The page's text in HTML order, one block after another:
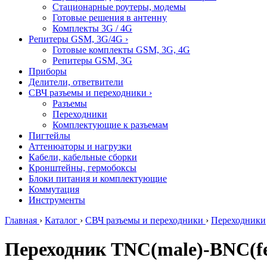
Стационарные роутеры, модемы
Готовые решения в антенну
Комплекты 3G / 4G
Репитеры GSM, 3G/4G ›
Готовые комплекты GSM, 3G, 4G
Репитеры GSM, 3G
Приборы
Делители, ответвители
СВЧ разъемы и переходники ›
Разъемы
Переходники
Комплектующие к разъемам
Пигтейлы
Аттенюаторы и нагрузки
Кабели, кабельные сборки
Кронштейны, гермобоксы
Блоки питания и комплектующие
Коммутация
Инструменты
Главная › Каталог › СВЧ разъемы и переходники › Переходники
Переходник TNC(male)-